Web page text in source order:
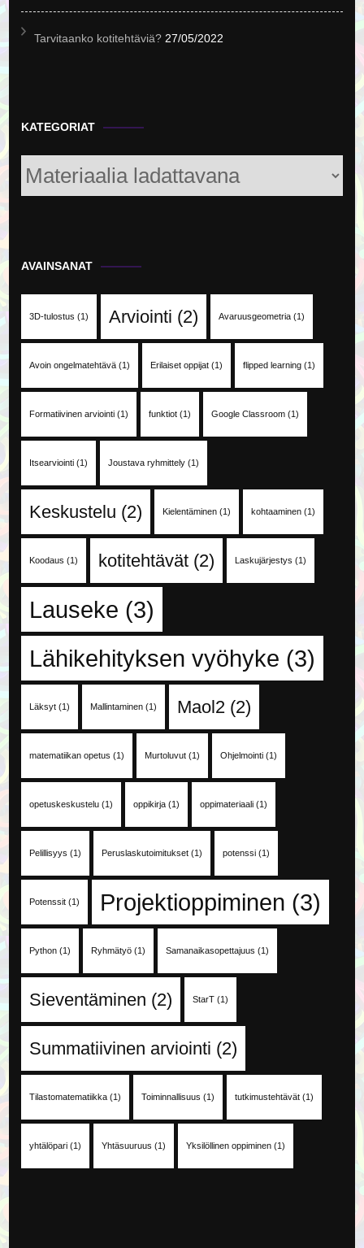
Tarvitaanko kotitehtäviä? 27/05/2022
KATEGORIAT
Kategoriat
AVAINSANAT
3D-tulostus (1) Arviointi (2) Avaruusgeometria (1)
Avoin ongelmatehtävä (1) Erilaiset oppijat (1) flipped learning (1)
Formatiivinen arviointi (1) funktiot (1) Google Classroom (1)
Itsearviointi (1) Joustava ryhmittely (1)
Keskustelu (2) Kielentäminen (1) kohtaaminen (1)
Koodaus (1) kotitehtävät (2) Laskujärjestys (1)
Lauseke (3)
Lähikehityksen vyöhyke (3)
Läksyt (1) Mallintaminen (1) Maol2 (2)
matematiikan opetus (1) Murtoluvut (1) Ohjelmointi (1)
opetuskeskustelu (1) oppikirja (1) oppimateriaali (1)
Pelillisyys (1) Peruslaskutoimitukset (1) potenssi (1)
Potenssit (1) Projektioppiminen (3)
Python (1) Ryhmätyö (1) Samanaikasopettajuus (1)
Sieventäminen (2) StarT (1)
Summatiivinen arviointi (2)
Tilastomatematiikka (1) Toiminnallisuus (1) tutkimustehtävät (1)
yhtälöpari (1) Yhtäsuuruus (1) Yksilöllinen oppiminen (1)